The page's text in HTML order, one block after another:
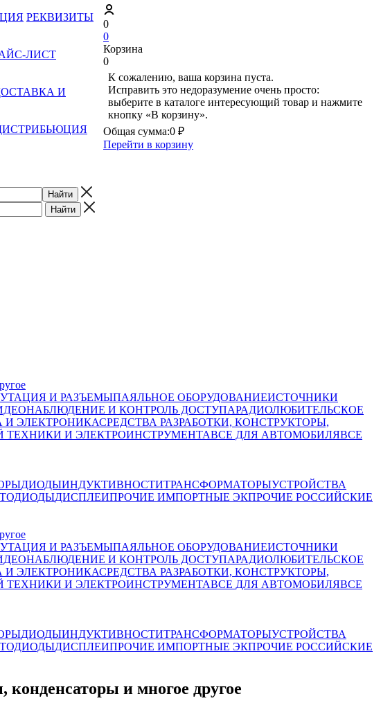
РЕКВИЗИТЫ
ЛИСТ
И
0
0
Корзина
0
К сожалению, ваша корзина пуста.
Исправить это недоразумение очень просто:
выберите в каталоге интересующий товар и нажмите
кнопку «В корзину».
Общая сумма:0 ₽
Перейти в корзину
И РАЗЪЕМЫПАЯЛЬНОЕ ОБОРУДОВАНИЕИСТОЧНИКИ
И КОНТРОЛЬ ДОСТУПАРАДИОЛЮБИТЕЛЬСКОЕ
И ЭЛЕКТРОНИКАСРЕДСТВА РАЗРАБОТКИ, КОНСТРУКТОРЫ,
ТЕХНИКИ И ЭЛЕКТРОИНСТРУМЕНТАВСЕ ДЛЯ АВТОМОБИЛЯВСЕ
ДИОДЫИНДУКТИВНОСТИТРАНСФОРМАТОРЫУСТРОЙСТВА
ДИСПЛЕИПРОЧИЕ ИМПОРТНЫЕ ЭКПРОЧИЕ РОССИЙСКИЕ
И РАЗЪЕМЫПАЯЛЬНОЕ ОБОРУДОВАНИЕИСТОЧНИКИ
И КОНТРОЛЬ ДОСТУПАРАДИОЛЮБИТЕЛЬСКОЕ
И ЭЛЕКТРОНИКАСРЕДСТВА РАЗРАБОТКИ, КОНСТРУКТОРЫ,
ТЕХНИКИ И ЭЛЕКТРОИНСТРУМЕНТАВСЕ ДЛЯ АВТОМОБИЛЯВСЕ
ДИОДЫИНДУКТИВНОСТИТРАНСФОРМАТОРЫУСТРОЙСТВА
ДИСПЛЕИПРОЧИЕ ИМПОРТНЫЕ ЭКПРОЧИЕ РОССИЙСКИЕ
и многое другое